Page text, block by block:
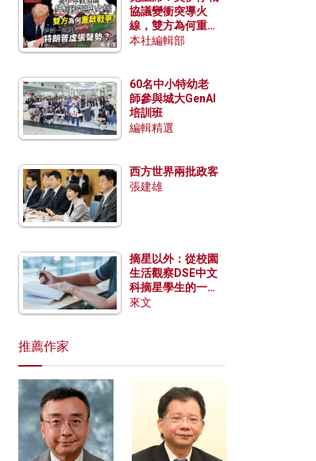
協議變衝突導火
線，雙方為何重啟
戰爭？伊朗一早洞
本社編輯部
60名中小特幼老
師參與城大GenAI
培訓班
編輯精選
西方世界兩批政客
張建雄
摘星以外：從校園
生活觀察DSE中文
科摘星學生的一點
特質
來文
推薦作家